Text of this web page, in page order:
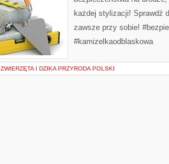
każdej stylizacji! Sprawdź
zawsze przy sobie!
#kamizelkaodblaskowa
ZWIERZĘTA I DZIKA PRZYRODA POLSKI